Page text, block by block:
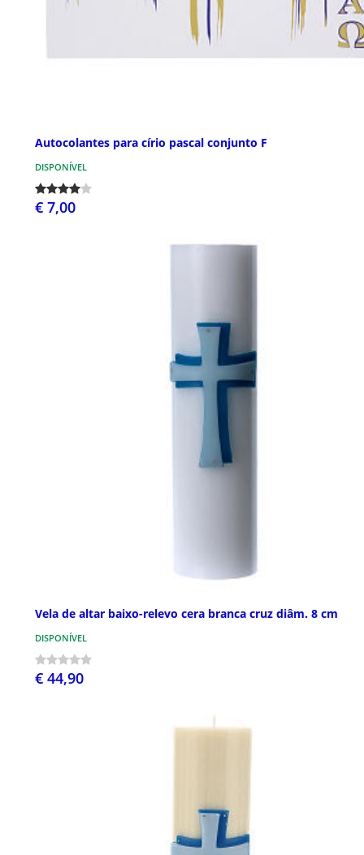
Autocolantes para círio pascal conjunto F
DISPONÍVEL
€ 7,00
Vela de altar baixo-relevo cera branca cruz diâm. 8 cm
DISPONÍVEL
€ 44,90